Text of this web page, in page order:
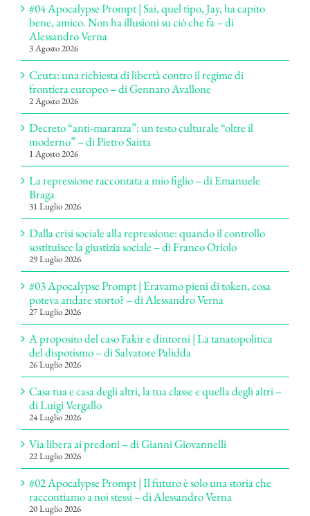
#04 Apocalypse Prompt | Sai, quel tipo, Jay, ha capito
bene, amico. Non ha illusioni su ciò che fa – di
Alessandro Verna
3 Agosto 2026
Ceuta: una richiesta di libertà contro il regime di
frontiera europeo – di Gennaro Avallone
2 Agosto 2026
Decreto “anti-maranza”: un testo culturale “oltre il
moderno” – di Pietro Saitta
1 Agosto 2026
La repressione raccontata a mio figlio – di Emanuele
Braga
31 Luglio 2026
Dalla crisi sociale alla repressione: quando il controllo
sostituisce la giustizia sociale – di Franco Oriolo
29 Luglio 2026
#03 Apocalypse Prompt | Eravamo pieni di token, cosa
poteva andare storto? – di Alessandro Verna
27 Luglio 2026
A proposito del caso Fakir e dintorni | La tanatopolitica
del dispotismo – di Salvatore Palidda
26 Luglio 2026
Casa tua e casa degli altri, la tua classe e quella degli altri –
di Luigi Vergallo
24 Luglio 2026
Via libera ai predoni – di Gianni Giovannelli
22 Luglio 2026
#02 Apocalypse Prompt | Il futuro è solo una storia che
raccontiamo a noi stessi – di Alessandro Verna
20 Luglio 2026